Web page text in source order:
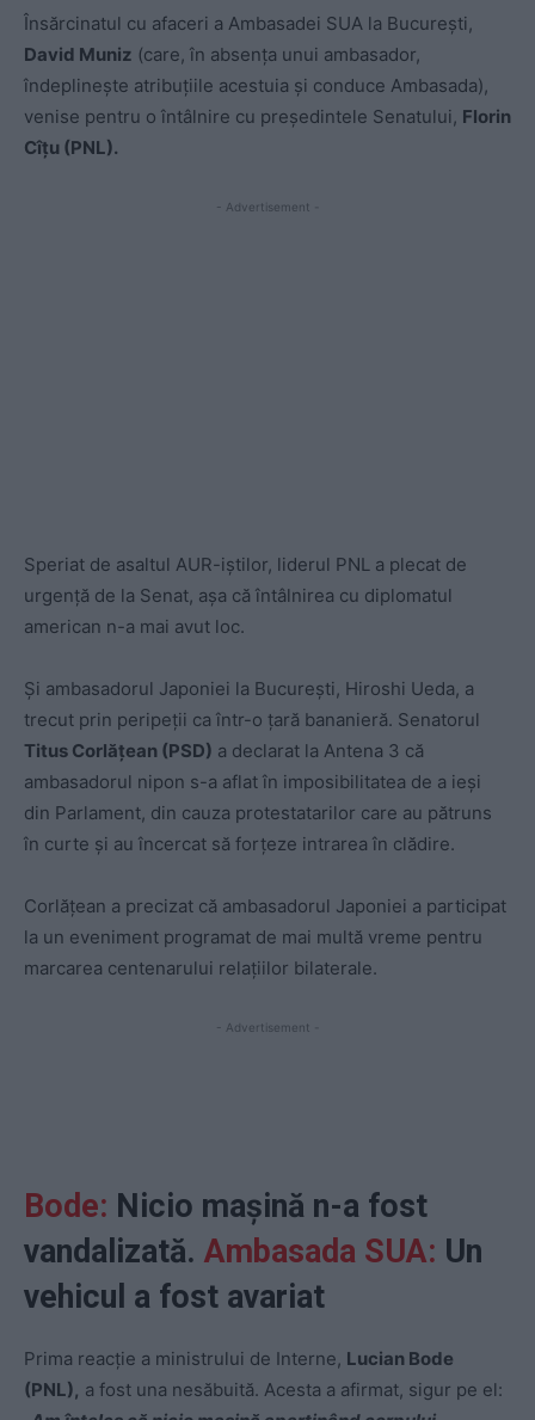
Însărcinatul cu afaceri a Ambasadei SUA la București,
David Muniz (care, în absența unui ambasador,
îndeplinește atribuțiile acestuia și conduce Ambasada),
venise pentru o întâlnire cu președintele Senatului, Florin
Cîțu (PNL).
- Advertisement -
Speriat de asaltul AUR-iștilor, liderul PNL a plecat de
urgență de la Senat, așa că întâlnirea cu diplomatul
american n-a mai avut loc.
Și ambasadorul Japoniei la București, Hiroshi Ueda, a
trecut prin peripeții ca într-o țară bananieră. Senatorul
Titus Corlățean (PSD) a declarat la Antena 3 că
ambasadorul nipon s-a aflat în imposibilitatea de a ieși
din Parlament, din cauza protestatarilor care au pătruns
în curte și au încercat să forțeze intrarea în clădire.
Corlățean a precizat că ambasadorul Japoniei a participat
la un eveniment programat de mai multă vreme pentru
marcarea centenarului relațiilor bilaterale.
- Advertisement -
Bode: Nicio mașină n-a fost
vandalizată. Ambasada SUA: Un
vehicul a fost avariat
Prima reacție a ministrului de Interne, Lucian Bode
(PNL), a fost una nesăbuită. Acesta a afirmat, sigur pe el: